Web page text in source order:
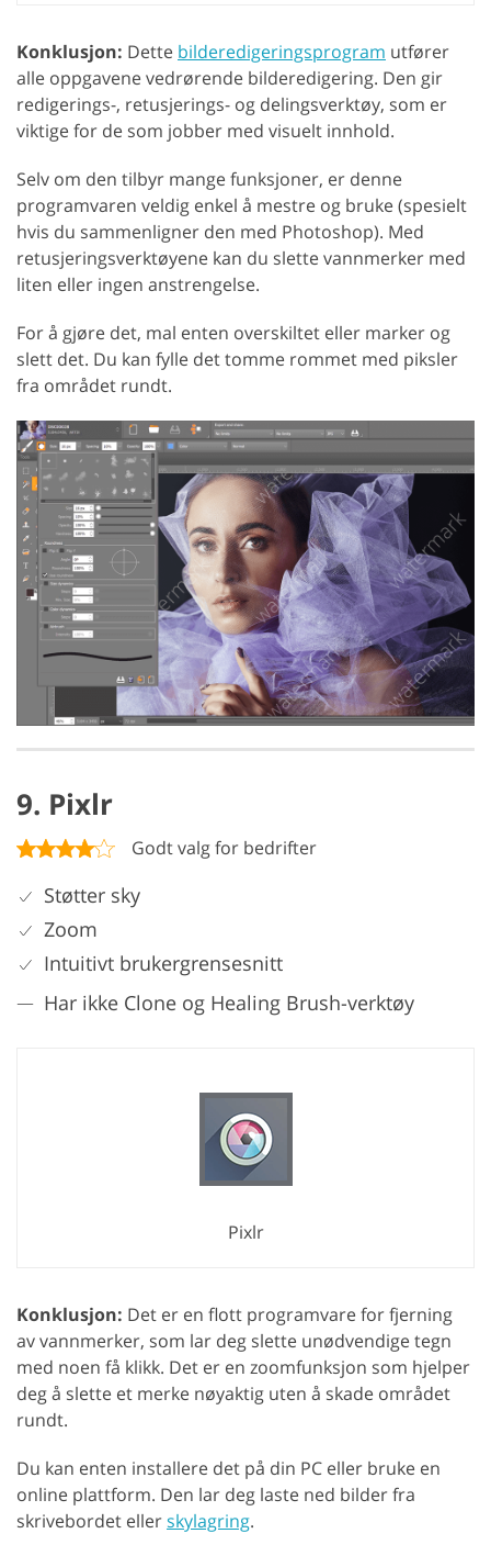
Konklusjon: Dette bilderedigeringsprogram utfører
alle oppgavene vedrørende bilderedigering. Den gir
redigerings-, retusjerings- og delingsverktøy, som er
viktige for de som jobber med visuelt innhold.
Selv om den tilbyr mange funksjoner, er denne
programvaren veldig enkel å mestre og bruke (spesielt
hvis du sammenligner den med Photoshop). Med
retusjeringsverktøyene kan du slette vannmerker med
liten eller ingen anstrengelse.
For å gjøre det, mal enten overskiltet eller marker og
slett det. Du kan fylle det tomme rommet med piksler
fra området rundt.
9. Pixlr
Godt valg for bedrifter
Støtter sky
Zoom
Intuitivt brukergrensesnitt
Har ikke Clone og Healing Brush-verktøy
Pixlr
Konklusjon: Det er en flott programvare for fjerning
av vannmerker, som lar deg slette unødvendige tegn
med noen få klikk. Det er en zoomfunksjon som hjelper
deg å slette et merke nøyaktig uten å skade området
rundt.
Du kan enten installere det på din PC eller bruke en
online plattform. Den lar deg laste ned bilder fra
skrivebordet ellerskylagring.